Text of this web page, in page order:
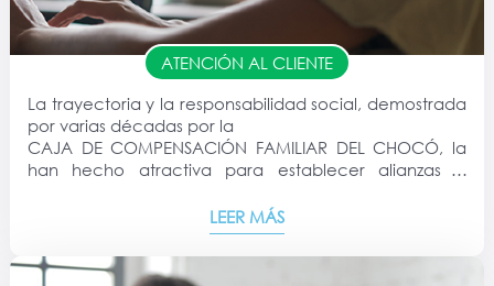
ATENCIÓN AL CLIENTE
La trayectoria y la responsabilidad social, demostrada
por varias décadas por la
CAJA DE COMPENSACIÓN FAMILIAR DEL CHOCÓ, la
han hecho atractiva para establecer alianzas o
LEER MÁS